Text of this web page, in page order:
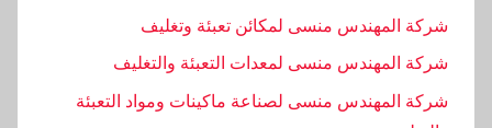
شركة المهندس منسى لمكائن تعبئة وتغليف
شركة المهندس منسى لمعدات التعبئة والتغليف
شركة المهندس منسى لصناعة ماكينات ومواد التعبئة